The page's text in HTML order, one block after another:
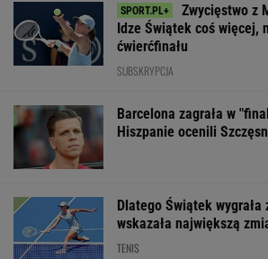
Zwycięstwo z
Idze Świątek coś więcej,
ćwierćfinału
SUBSKRYPCJA
Barcelona zagrała w
Hiszpanie ocenili
Dlatego Świątek
wskazała największą
TENIS